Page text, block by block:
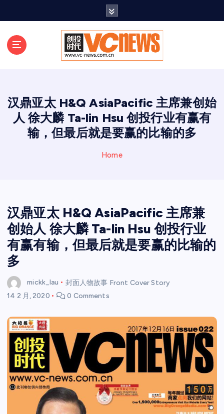
汉鼎亚太 H&Q AsiaPacific 主席兼创始
人 徐大麟 Ta-lin Hsu 创投行业有赢有
输，但最后就是要赢的比输的多
Home
汉鼎亚太 H&Q AsiaPacific 主席兼
创始人 徐大麟 Ta-lin Hsu 创投行业
有赢有输，但最后就是要赢的比输的
多
mickk_lau
封面人物故事 Front Cover Story
14 2 月, 2020
0 Comments